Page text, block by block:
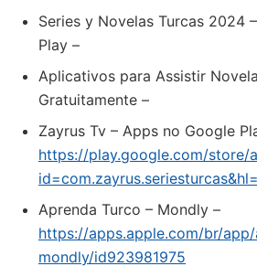
Series y Novelas Turcas 2024
Play –
Aplicativos para Assistir
Gratuitamente –
Zayrus Tv – Apps no Google
https://play.google.com/store/
‎Aprenda Turco – Mondly –
https://apps.apple.com/br/
mondly/id923981975